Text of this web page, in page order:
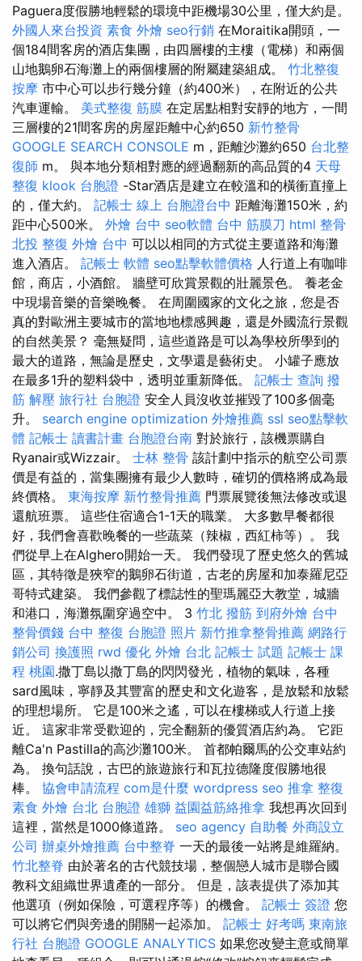
Paguera度假勝地輕鬆的環境中距機場30公里，僅大約是。
外國人來台投資 素食 外燴 seo行銷 在Moraitika開頭，一
個184間客房的酒店集團，由四層樓的主樓（電梯）和兩個
山地鵝卵石海灘上的兩個樓層的附屬建築組成。 竹北整復
按摩 市中心可以步行幾分鐘（約400米），在附近的公共
汽車運輸。 美式整復 筋膜 在定居點​​相對安靜的地方，一間
三層樓的21間客房的房屋距離中心約650 新竹整骨
GOOGLE SEARCH CONSOLE m，距離沙灘約650 台北整
復師 m。 與本地分類相對應的經過翻新的高品質的4 天母
整復 klook 台胞證 -Star酒店是建立在較溫和的橫衝直撞上
的，僅大約。 記帳士 線上 台胞證台中 距離海灘150米，約
距中心500米。 外燴 台中 seo軟體 台中 筋膜刀 html 整骨
北投 整復 外燴 台中 可以以相同的方式從主要道路和海灘
進入酒店。 記帳士 軟體 seo點擊軟體價格 人行道上有咖啡
館，商店，小酒館。 牆壁可欣賞景觀的壯麗景色。 養老金
中現場音樂的音樂晚餐。 在周圍國家的文化之旅，您是否
真的對歐洲主要城市的當地地標感興趣，還是外國流行景觀
的自然美景？ 毫無疑問，這些道路是可以為學校所學到的
最大的道路，無論是歷史，文學還是藝術史。 小罐子應放
在最多1升的塑料袋中，透明並重新降低。 記帳士 查詢 撥
筋 解壓 旅行社 台胞證 安全人員沒收並摧毀了100多個毫
升。 search engine optimization 外燴推薦 ssl seo點擊軟
體 記帳士 讀書計畫 台胞證台南 對於旅行，該機票購自
Ryanair或Wizzair。 士林 整骨 該計劃中指示的航空公司票
價是有益的，當集團擁有最少人數時，確切的價格將成為最
終價格。 東海按摩 新竹整骨推薦 門票展覽後無法修改或退
還航班票。 這些住宿適合1-1天的職業。 大多數早餐都很
好，我們會喜歡晚餐的一些蔬菜（辣椒，西紅柿等）。 我
們從早上在Alghero開始一天。 我們發現了歷史悠久的舊城
區，其特徵是狹窄的鵝卵石街道，古老的房屋和加泰羅尼亞
哥特式建築。 我們參觀了標誌性的聖瑪麗亞大教堂，城牆
和港口，海灘氛圍穿過空中。 3 竹北 撥筋 到府外燴 台中
整骨價錢 台中 整復 台胞證 照片 新竹推拿整骨推薦 網路行
銷公司 換護照 rwd 優化 外燴 台北 記帳士 試題 記帳士 課
程 桃園.撒丁島以撒丁島的閃閃發光，植物的氣味，各種
sard風味，寧靜及其豐富的歷史和文化遊客，是放鬆和放鬆
的理想場所。 它是100米之遙，可以在樓梯或人行道上接
近。 這家非常受歡迎的，完全翻新的優質酒店約為。 它距
離Ca'n Pastilla的高沙灘100米。 首都帕爾馬的公交車站約
為。 換句話說，古巴的旅遊旅行和瓦拉德隆度假勝地很
棒。 協會申請流程 com是什麼 wordpress seo 推拿 整復
素食 外燴 台北 台胞證 雄獅 益園益筋絡推拿 我想再次回到
這裡，當然是1000條道路。 seo agency 自助餐 外商設立
公司 辦桌外燴推薦 台中整脊 一天的最後一站將是維羅納。
竹北整脊 由於著名的古代競技場，整個戀人城市是聯合國
教科文組織世界遺產的一部分。 但是，該表提供了添加其
他選項（例如保險，可選程序等）的機會。 記帳士 簽證 您
可以將它們與旁邊的開關一起添加。 記帳士 好考嗎 東南旅
行社 台胞證 GOOGLE ANALYTICS 如果您改變主意或簡單